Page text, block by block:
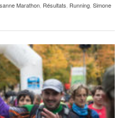
Marathon Résultats Running Simone